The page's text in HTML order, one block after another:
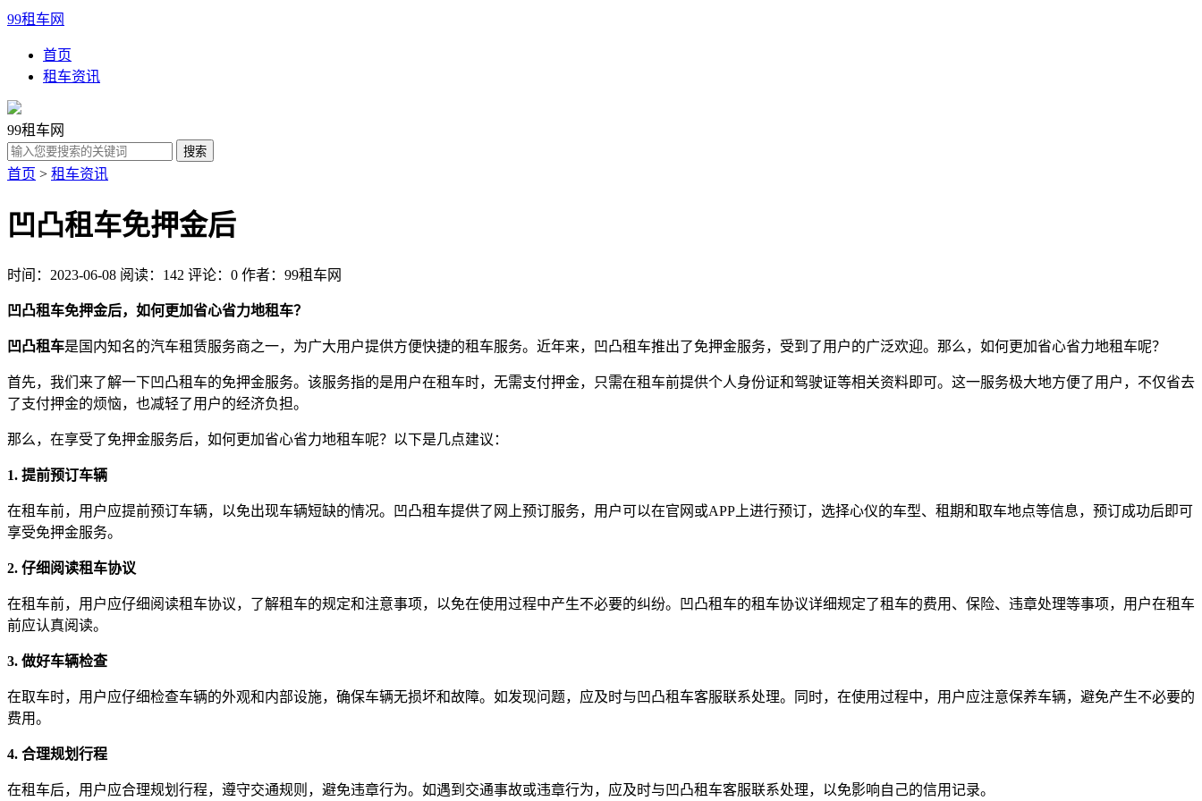
99租车网
首页
租车资讯
99租车网
首页 > 租车资讯
凹凸租车免押金后
时间：2023-06-08 阅读：142 评论：0 作者：99租车网
凹凸租车免押金后，如何更加省心省力地租车？
凹凸租车是国内知名的汽车租赁服务商之一，为广大用户提供方便快捷的租车服务。近年来，凹凸租车推出了免押金服务，受到了用户的广泛欢迎。那么，如何更加省心省力地租车呢？
首先，我们来了解一下凹凸租车的免押金服务。该服务指的是用户在租车时，无需支付押金，只需在租车前提供个人身份证和驾驶证等相关资料即可。这一服务极大地方便了用户，不仅省去
了支付押金的烦恼，也减轻了用户的经济负担。
那么，在享受了免押金服务后，如何更加省心省力地租车呢？以下是几点建议：
1. 提前预订车辆
在租车前，用户应提前预订车辆，以免出现车辆短缺的情况。凹凸租车提供了网上预订服务，用户可以在官网或APP上进行预订，选择心仪的车型、租期和取车地点等信息，预订成功后即可
享受免押金服务。
2. 仔细阅读租车协议
在租车前，用户应仔细阅读租车协议，了解租车的规定和注意事项，以免在使用过程中产生不必要的纠纷。凹凸租车的租车协议详细规定了租车的费用、保险、违章处理等事项，用户在租车
前应认真阅读。
3. 做好车辆检查
在取车时，用户应仔细检查车辆的外观和内部设施，确保车辆无损坏和故障。如发现问题，应及时与凹凸租车客服联系处理。同时，在使用过程中，用户应注意保养车辆，避免产生不必要的
费用。
4. 合理规划行程
在租车后，用户应合理规划行程，遵守交通规则，避免违章行为。如遇到交通事故或违章行为，应及时与凹凸租车客服联系处理，以免影响自己的信用记录。